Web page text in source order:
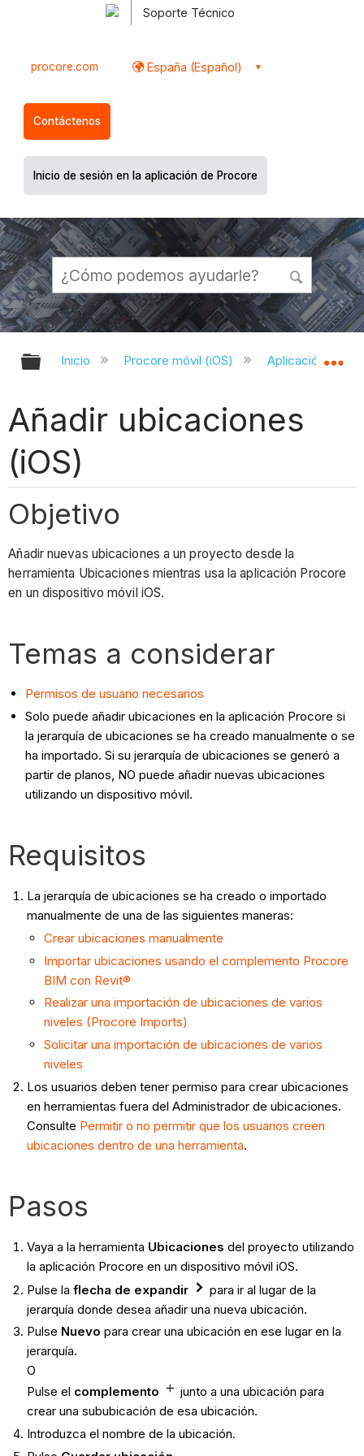
Soporte Técnico
procore.com España (Español)
Contáctenos
Inicio de sesión en la aplicación de Procore
Expandir/contraer jerarquía global
Inicio Procore móvil (iOS) Aplicación
Añadir ubicaciones
(iOS)
Objetivo
Añadir nuevas ubicaciones a un proyecto desde la
herramienta Ubicaciones mientras usa la aplicación Procore
en un dispositivo móvil iOS.
Temas a considerar
Permisos de usuario necesarios
Solo puede añadir ubicaciones en la aplicación Procore si
la jerarquía de ubicaciones se ha creado manualmente o se
ha importado. Si su jerarquía de ubicaciones se generó a
partir de planos, NO puede añadir nuevas ubicaciones
utilizando un dispositivo móvil.
Requisitos
La jerarquía de ubicaciones se ha creado o importado
manualmente de una de las siguientes maneras:
Crear ubicaciones manualmente
Importar ubicaciones usando el complemento Procore
BIM con Revit®
Realizar una importación de ubicaciones de varios
niveles (Procore Imports)
Solicitar una importación de ubicaciones de varios
niveles
Los usuarios deben tener permiso para crear ubicaciones
en herramientas fuera del Administrador de ubicaciones.
Consulte Permitir o no permitir que los usuarios creen
ubicaciones dentro de una herramienta.
Pasos
Vaya a la herramienta Ubicaciones del proyecto utilizando
la aplicación Procore en un dispositivo móvil iOS.
Pulse la flecha de expandir
para ir al lugar de la
jerarquía donde desea añadir una nueva ubicación.
Pulse Nuevo para crear una ubicación en ese lugar en la
jerarquía.
O
Pulse el complemento
junto a una ubicación para
crear una sububicación de esa ubicación.
Introduzca el nombre de la ubicación.